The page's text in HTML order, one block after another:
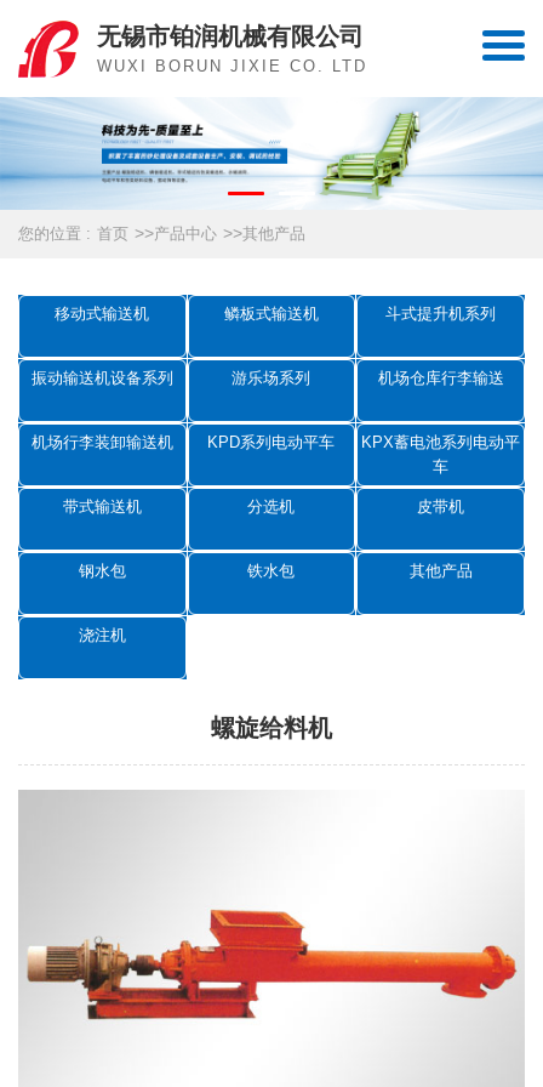
无锡市铂润机械有限公司
WUXI BORUN JIXIE CO. LTD
您的位置 : 首页 >>产品中心 >>其他产品
移动式输送机 鳞板式输送机 斗式提升机系列
振动输送机设备系列 游乐场系列 机场仓库行李输送
机场行李装卸输送机 KPD系列电动平车
KPX蓄电池系列电动平
车
带式输送机 分选机 皮带机
钢水包 铁水包 其他产品
浇注机
螺旋给料机